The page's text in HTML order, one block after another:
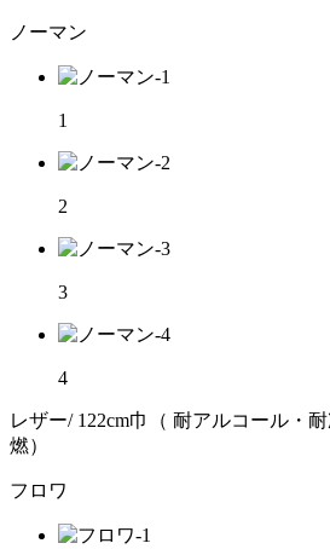
ノーマン
1
2
3
4
レザー/ 122cm巾（ 耐アルコール・
燃）
フロワ